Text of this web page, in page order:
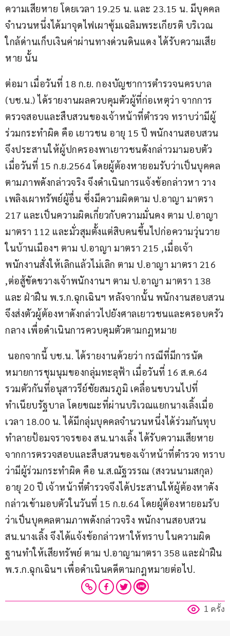
ความเสียหาย โดยเวลา 19.25 น. และ 23.15 น. มีบุคคล
จำนวนหนึ่งได้มาจุดไฟเผาซุ้มเฉลิมพระเกียรติ บริเวณ
ใกล้ด่านเก็บเงินค่าผ่านทางด่วนดินแดง ได้รับความเสีย
หาย นั้น
ต่อมา เมื่อวันที่ 18 ก.ย. กองบัญชาการตำรวจนครบาล
(บช.น.)​ ได้รายงานผลควบคุมตัวผู้ที่ก่อเหตุว่า จากการ
ตรวจสอบและสืบสวนของเจ้าหน้าที่ตำรวจ ทราบว่ามีผู้
ร่วมกระทำผิด คือ เยาวชน อายุ 15 ปี พนักงานสอบสวน
จึงประสานให้ผู้ปกครองพาเยาวชนดังกล่าวมามอบตัว
เมื่อวันที่ 15 ก.ย.2564 โดยผู้ต้องหายอมรับว่าเป็นบุคคล
ตามภาพดังกล่าวจริง จึงดำเนินการแจ้งข้อกล่าวหา วาง
เพลิงเผาทรัพย์ผู้อื่น ซึ่งมีความผิดตาม ป.อาญา มาตรา
217 และเป็นความผิดเกี่ยวกับความมั่นคง ตาม ป.อาญา
มาตรา 112 และมั่วสุมตั้งแต่สิบคนขึ้นไปก่อความวุ่นวาย
ในบ้านเมืองฯ ตาม ป.อาญา มาตรา 215 ,เมื่อเจ้า
พนักงานสั่งให้เลิกแล้วไม่เลิก ตาม ป.อาญา มาตรา 216
,ต่อสู้ขัดขวางเจ้าพนักงานฯ ตาม ป.อาญา มาตรา 138
และ ฝ่าฝืน พ.ร.ก.ฉุกเฉินฯ หลังจากนั้น พนักงานสอบสวน
จึงส่งตัวผู้ต้องหาดังกล่าวไปยังศาลเยาวชนและครอบครัว
กลาง เพื่อดำเนินการควบคุมตัวตามกฎหมาย
นอกจากนี้ บช.น. ได้รายงานด้วยว่า กรณีที่มีการนัด
หมายการชุมนุมของกลุ่มทะลุฟ้า เมื่อวันที่ 16 ส.ค.64
รวมตัวกันที่อนุสาวรีย์ชัยสมรภูมิ เคลื่อนขบวนไปที่
ทำเนียบรัฐบาล โดยขณะที่ผ่านบริเวณแยกนางเลิ้งเมื่อ
เวลา 18.00 น. ได้มีกลุ่มบุคคลจำนวนหนึ่งได้ร่วมกันทุบ
ทำลายป้อมจราจรของ สน.นางเลิ้ง ได้รับความเสียหาย
จากการตรวจสอบและสืบสวนของเจ้าหน้าที่ตำรวจ ทราบ
ว่ามีผู้ร่วมกระทำผิด คือ น.ส.ณัฐวรรณ (สงวนนามสกุล)​
อายุ 20 ปี เจ้าหน้าที่ตำรวจจึงได้ประสานให้ผู้ต้องหาดัง
กล่าวเข้ามอบตัวในวันที่ 15 ก.ย.64 โดยผู้ต้องหายอมรับ
ว่าเป็นบุคคลตามภาพดังกล่าวจริง พนักงานสอบสวน
สน.นางเลิ้ง จึงได้แจ้งข้อกล่าวหาให้ทราบ ในความผิด
ฐานทำให้เสียทรัพย์ ตาม ป.อาญามาตรา 358 และฝ่าฝืน
พ.ร.ก.ฉุกเฉินฯ เพื่อดำเนินคดีตามกฎหมายต่อไป.
1 ครั้ง